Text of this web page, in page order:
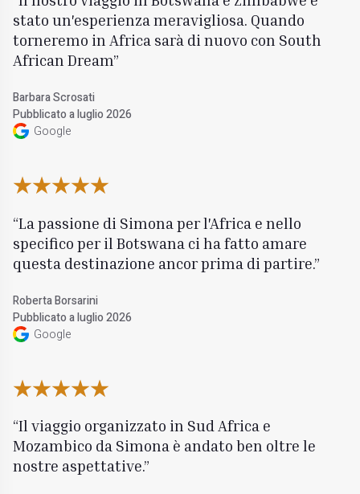
stato un'esperienza meravigliosa. Quando
torneremo in Africa sarà di nuovo con South
African Dream
Barbara Scrosati
Pubblicato a luglio 2026
Google
La passione di Simona per l'Africa e nello
specifico per il Botswana ci ha fatto amare
questa destinazione ancor prima di partire.
Roberta Borsarini
Pubblicato a luglio 2026
Google
Il viaggio organizzato in Sud Africa e
Mozambico da Simona è andato ben oltre le
nostre aspettative.